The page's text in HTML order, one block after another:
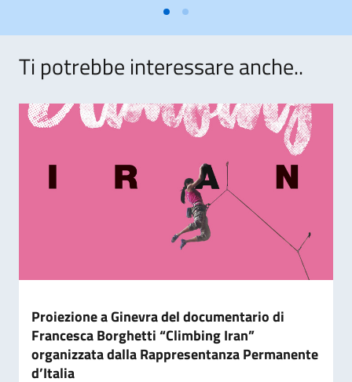
Ti potrebbe interessare anche..
Proiezione a Ginevra del documentario di
Francesca Borghetti “Climbing Iran”
organizzata dalla Rappresentanza Permanente
d’Italia